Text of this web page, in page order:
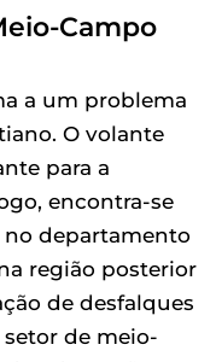
Campo
a um problema
O volante
para a
encontra-se
no departamento
região posterior
de desfalques
de meio-